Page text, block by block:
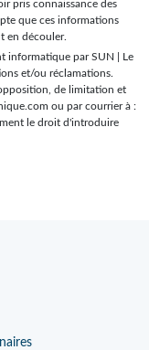
pris connaissance des
que ces informations
en découler.
informatique par SUN | Le
et/ou réclamations.
de limitation et
ou par courrier à :
le droit d'introduire